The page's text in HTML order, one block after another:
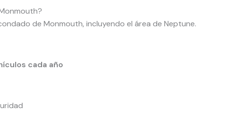
de Monmouth, incluyendo el área de Neptune.
cada año